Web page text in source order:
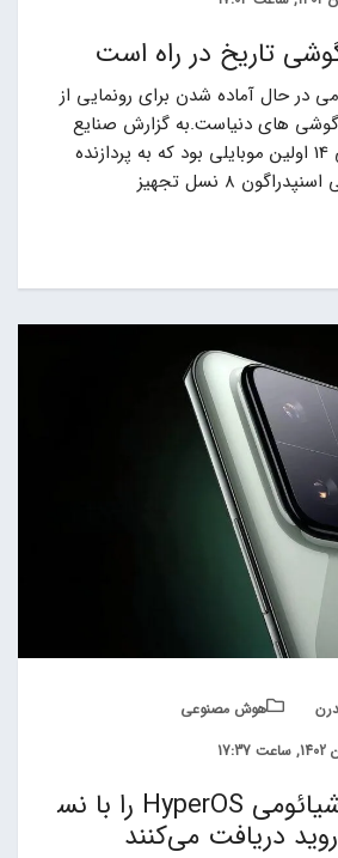
تاریخ در راه است
در حال آماده شدن برای رونمایی از
گوشی های دنیاست.به گزارش صنایع
مدرن مدل شیائومی 14 اولین موبایلی بود که به پردازنده
۸ نسل تجهیز
هوش مصنوعی
این ۳ گوشی شیائومی HyperOS را با نس
دریافت می‌کنند